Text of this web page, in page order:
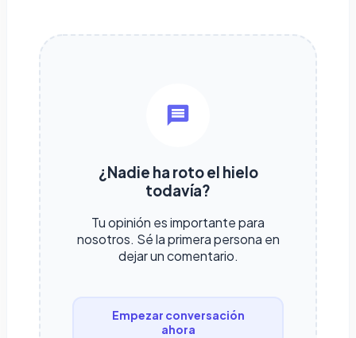
¿Nadie ha roto el hielo
todavía?
Tu opinión es importante para
nosotros. Sé la primera persona en
dejar un comentario.
Empezar conversación
ahora